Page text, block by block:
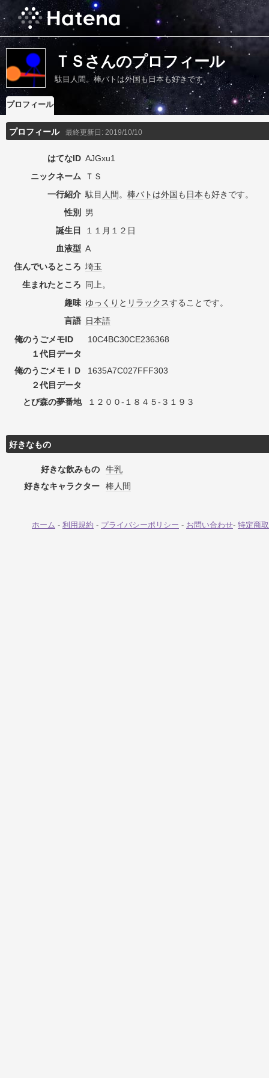
ＴＳさんのプロフィール
駄目人間。棒バトは外国も日本も好きです。
プロフィール
プロフィール 最終更新日: 2019/10/10
はてなID AJGxu1
ニックネーム
ＴＳ
一行紹介 駄目 人間。 棒バト は外国 も 日本も好きです。
性別
男
誕生日
１１月１２日
血液型 A
住んでいるところ 埼玉
生まれたところ 同上。
趣味 ゆっくり と リラックスすることです。
言語 日本語
俺のうごメモID
１代目データ
10C4BC30CE236368
俺のうごメモＩＤ
２代目データ
1635A7C027FFF303
とび森の夢番地 １２００-１８４５-３１９３
好きなもの
好きな飲みもの
牛乳
好きなキャラクター
棒人間
ホーム - 利用規約 - プライバシーポリシー - お問い合わせ- 特定商